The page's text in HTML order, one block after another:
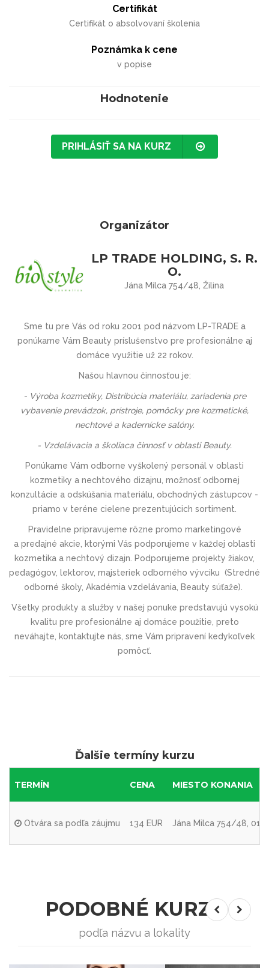
Certifikát
Certifikát o absolvovaní školenia
Poznámka k cene
v popise
Hodnotenie
PRIHLÁSIŤ SA NA KURZ
Organizátor
LP TRADE HOLDING, S. R.
O.
Jána Milca 754/48, Žilina
Sme tu pre Vás od roku 2001 pod názvom LP-TRADEa
ponúkame Vám Beauty príslušenstvo pre profesionálne aj
domáce využitie už 22 rokov.
Našou hlavnou činnosťou je:
- Výroba kozmetiky, Distribúcia materiálu, zariadenia pre
vybavenie prevádzok, prístroje, pomôcky pre kozmetické,
nechtové a kadernícke salóny.
- Vzdelávacia a školiaca činnosť v oblasti Beauty.
Ponúkame Vám odborne vyškolený personál v oblasti
kozmetiky a nechtového dizajnu, možnosť odbornej
konzultácie a odskúšania materiálu, obchodných zástupcov -
priamo v teréne cielene prezentujúcich sortiment.
Pravidelne pripravujeme rôzne promo marketingové
a predajné akcie, ktorými Vás podporujeme v každej oblasti
kozmetika a nechtový dizajn. Podporujeme projekty žiakov,
pedagógov, lektorov, majsteriek odborného vývciku (Stredné
odborné školy, Akadémia vzdelávania, Beauty súťaže).
Všetky produkty a služby v našej ponuke predstavujú vysokú
kvalitu pre profesionálne aj domáce použitie, preto
neváhajte, kontaktujte nás, sme Vám pripravení kedykoľvek
pomôcť.
Ďalšie termíny kurzu
TERMÍN CENA MIESTO KONANIA
Otvára sa podľa záujmu 134 EUR Jána Milca 754/48, 010
PODOBNÉ KURZY
podľa názvu a lokality